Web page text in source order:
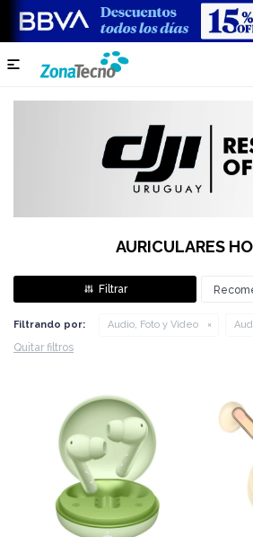

AURICULARES
Filtrando por: Audio, Foto y Video
Quitar filtros